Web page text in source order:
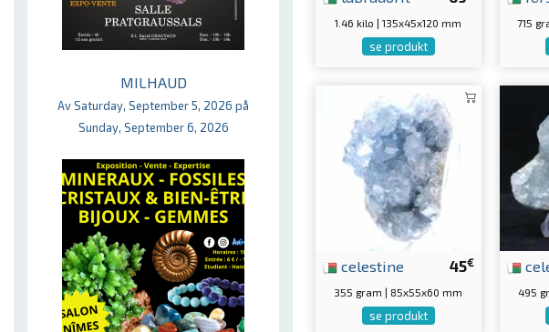
MILHAUD
Av Saturday, September 5, 2026 på
Sunday, September 6, 2026
1.46 kilo | 135x45x120 mm
se produkt
715
45€
celestine
355 gram | 85x55x60 mm
se produkt
495